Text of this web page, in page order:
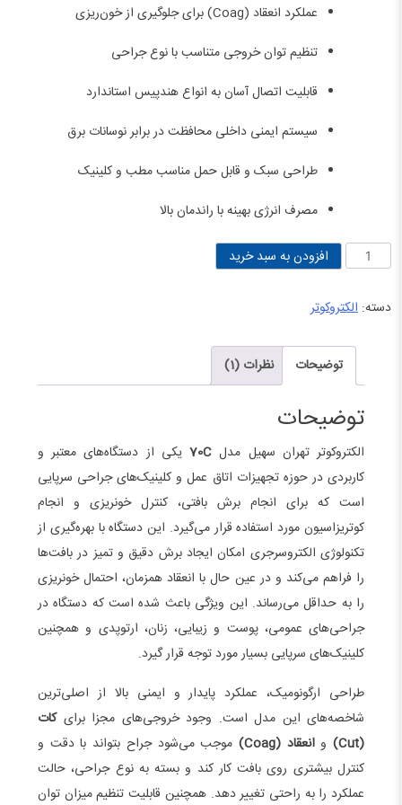
بود.
است.
عملکرد انعقاد (Coag) برای جلوگیری از خون‌ریزی
تنظیم توان خروجی متناسب با نوع جراحی
قابلیت اتصال آسان به انواع هندپیس استاندارد
سیستم ایمنی داخلی محافظت در برابر نوسانات برق
طراحی سبک و قابل حمل مناسب مطب و کلینیک
مصرف انرژی بهینه با راندمان بالا
الکتروکوتر
سهیل
افزودن به سبد خرید
دسته: الکتروکوتر
توضیحات نظرات (1)
توضیحات
الکتروکوتر تهران سهیل مدل 70Cیکی از دستگاه‌های معتبر و
کاربردی در حوزه تجهیزات اتاق عمل و کلینیک‌های جراحی سرپایی
است که برای انجام برش بافتی، کنترل خونریزی و انجام
کوتریزاسیون مورد استفاده قرار می‌گیرد. این دستگاه با بهره‌گیری از
تکنولوژی الکتروسرجری امکان ایجاد برش دقیق و تمیز در بافت‌ها
را فراهم می‌کند و در عین حال با انعقاد همزمان، احتمال خونریزی
را به حداقل می‌رساند. این ویژگی باعث شده است که دستگاه در
جراحی‌های عمومی، پوست و زیبایی، زنان، ارتوپدی و همچنین
کلینیک‌های سرپایی بسیار مورد توجه قرار گیرد.
طراحی ارگونومیک، عملکرد پایدار و ایمنی بالا از اصلی‌ترین
شاخصه‌های این مدل است. وجود خروجی‌های مجزا برایکات
(Cut)
وانعقاد (Coag)
موجب می‌شود جراح بتواند با دقت و
کنترل بیشتری روی بافت کار کند و بسته به نوع جراحی، حالت
عملکرد را به راحتی تغییر دهد. همچنین قابلیت تنظیم میزان توان